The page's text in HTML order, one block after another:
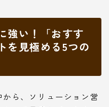
強い！「おすす
を見極める5つの
ら、ソリューション営